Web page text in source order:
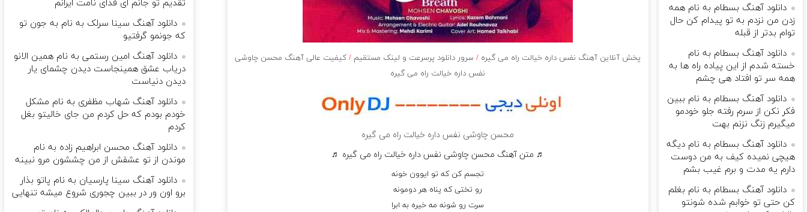
پخش آنلاین آهنگ ﻧﻔﺲ داره ﺧﻴﺎﻟﺖ راه ﻣﻰ ﮔﻴﺮه /سرور دانلود پرسرعت و لینک مستقیم /کیفیت عالی آهنگ محسن چاوشی
ﻧﻔﺲ داره ﺧﻴﺎﻟﺖ راه ﻣﻰ ﮔﻴﺮه
محسن چاوشی ﻧﻔﺲ داره ﺧﻴﺎﻟﺖ راه ﻣﻰ ﮔﻴﺮه
♬ متن آهنگ محسن چاوشی ﻧﻔﺲ داره ﺧﻴﺎﻟﺖ راه ﻣﻰ ﮔﻴﺮه ♬
ﺗﺠﺴﻢ ﻛﻦ ﻛﻪ ﺗﻮ اﻳﻮون ﺧﻮﻧﻪ
رو ﺗﺨﺘﻰ ﻛﻪ ﭘﻨﺎه ﻫﺮ دوﻣﻮﻧﻪ
ﺳﺮت رو ﺷﻮﻧﻪ ﻣﻪ ﺧﻴﺮه ﺑﻪ اﺑﺮا
دانلود آهنگ بسطام به نام همه
زدن من نزدم به تو پیدام کن حال
توام بدتر از قبله
دانلود آهنگ بسطام به نام
خسته شدم از این پیاده راه ها به
همه سر تو افتاد هی چشم
دانلود آهنگ بسطام به نام ببین
فکر نکن از سرم رفته جلو خودمو
میگیرم زنگ نزنم بهت
دانلود آهنگ بسطام به نام دیگه
هیچی نمیده کیف به من دوست
دارم یه مدت و برم غیب بشم
دانلود آهنگ بسطام به نام بغلم
کن حتی تو خوابم شده شونتو
تقدیم تو جانم ای فدای نامت ایرانم
دانلود آهنگ سینا سرلک به نام به جون تو
که جونمو گرفتیو
دانلود آهنگ امین رستمی به نام همین الانو
دریاب عشق همینجاست دیدن چشمای یار
دیدن دنیاست
دانلود آهنگ شهاب مظفری به نام ﻣﺸﻜﻞ
ﺧﻮدم ﺑﻮدم ﻛﻪ ﺣﻞ ﻛﺮدم ﻣﻦ ﺟﺎی ﺧﺎﻟﻴﺘﻮ ﺑﻐﻞ
ﻛﺮدم
دانلود آهنگ محسن ابراهیم زاده به نام
موندن از تو عشقش از من چششون مرو نبینه
دانلود آهنگ سینا پارسیان به نام پاتو بذار
برو اون ور در ببین چجوری شروع میشه تنهایی